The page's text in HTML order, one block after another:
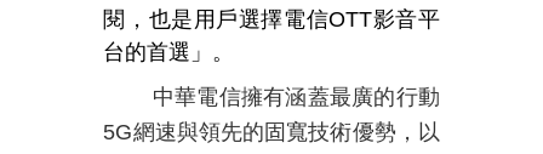
閱，也是用戶選擇電信OTT影音平
台的首選」。
中華電信擁有涵蓋最廣的行動
5G網速與領先的固寬技術優勢，以